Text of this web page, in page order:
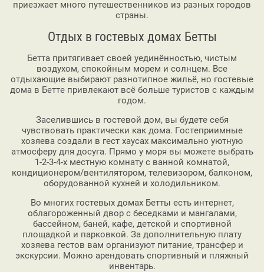
приезжает много путешественников из разных городов
страны.
Отдых в гостевых домах Бетты
Бетта притягивает своей уединённостью, чистым
воздухом, спокойным морем и солнцем. Все
отдыхающие выбирают разнотипное жильё, но гостевые
дома в Бетте привлекают всё больше туристов с каждым
годом.
Заселившись в гостевой дом, вы будете себя
чувствовать практически как дома. Гостеприимные
хозяева создали в гест хаусах максимально уютную
атмосферу для досуга. Прямо у моря вы можете выбрать
1-2-3-4-х местную комнату с ванной комнатой,
кондиционером/вентилятором, телевизором, балконом,
оборудованной кухней и холодильником.
Во многих гостевых домах Бетты есть интернет,
облагороженный двор с беседками и мангалами,
бассейном, баней, кафе, детской и спортивной
площадкой и парковкой. За дополнительную плату
хозяева гестов вам организуют питание, трансфер и
экскурсии. Можно арендовать спортивный и пляжный
инвентарь.